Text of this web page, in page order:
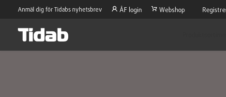
Anmäl dig för Tidabs nyhetsbrev ÅF login Webshop